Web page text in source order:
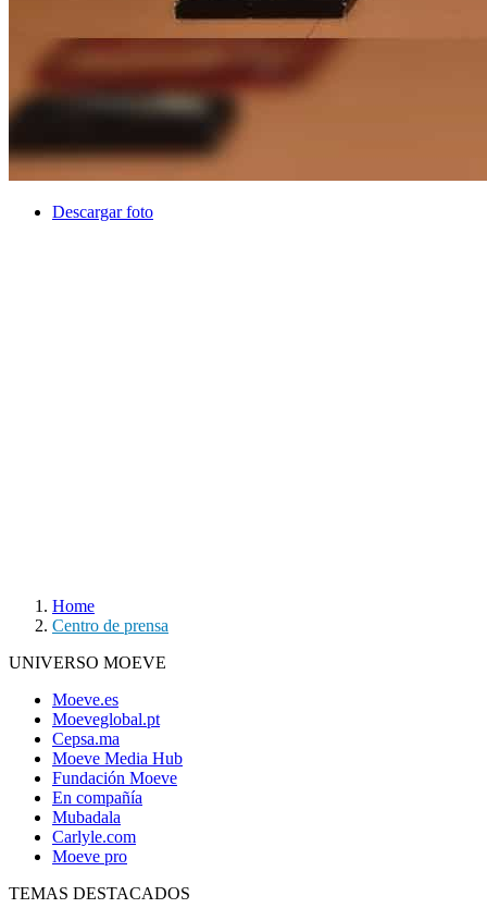
Descargar foto
Home
Centro de prensa
UNIVERSO MOEVE
Moeve.es
Moeveglobal.pt
Cepsa.ma
Moeve Media Hub
Fundación Moeve
En compañía
Mubadala
Carlyle.com
Moeve pro
TEMAS DESTACADOS